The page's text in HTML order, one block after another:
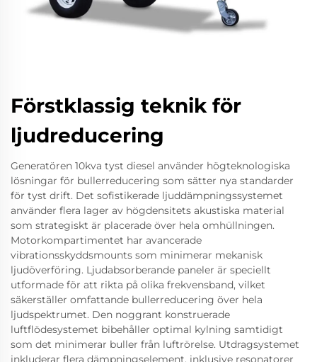
Förstklassig teknik för
ljudreducering
Generatören 10kva tyst diesel använder högteknologiska
lösningar för bullerreducering som sätter nya standarder
för tyst drift. Det sofistikerade ljuddämpningssystemet
använder flera lager av högdensitets akustiska material
som strategiskt är placerade över hela omhüllningen.
Motorkompartimentet har avancerade
vibrationsskyddsmounts som minimerar mekanisk
ljudöverföring. Ljudabsorberande paneler är speciellt
utformade för att rikta på olika frekvensband, vilket
säkerställer omfattande bullerreducering över hela
ljudspektrumet. Den noggrant konstruerade
luftflödesystemet bibehåller optimal kylning samtidigt
som det minimerar buller från luftrörelse. Utdragsystemet
inkluderar flera dämpningselement, inklusive resonatorer